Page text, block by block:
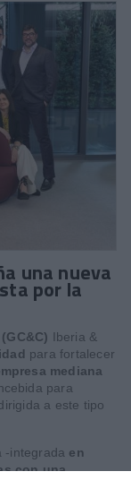
una nueva
por la
Iberia &
para fortalecer
mediana
para
a este tipo
-integrada en
con una